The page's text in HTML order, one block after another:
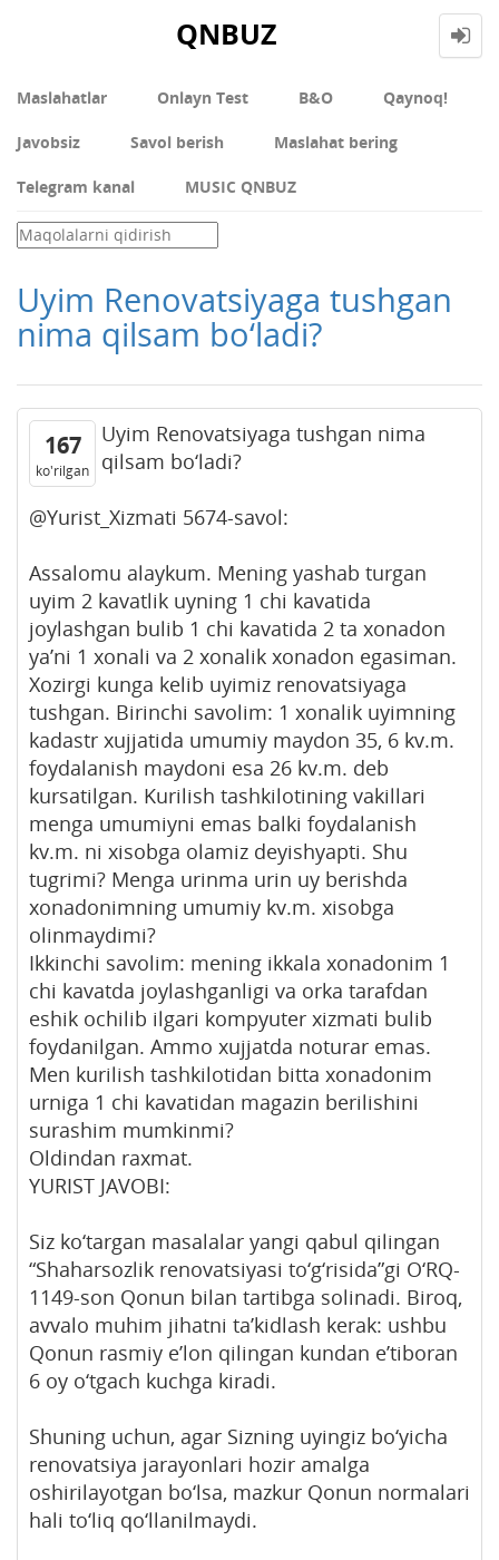
QNBUZ
Maslahatlar Onlayn Test В&О Qaynoq!
Javobsiz Savol berish Maslahat bering
Telegram kanal MUSIC QNBUZ
Uyim Renovatsiyaga tushgan
nima qilsam bo‘ladi?
167
ko'rilgan
Uyim Renovatsiyaga tushgan nima
qilsam bo‘ladi?
@Yurist_Xizmati 5674-savol:
Assalomu alaykum. Mening yashab turgan
uyim 2 kavatlik uyning 1 chi kavatida
joylashgan bulib 1 chi kavatida 2 ta xonadon
ya’ni 1 xonali va 2 xonalik xonadon egasiman.
Xozirgi kunga kelib uyimiz renovatsiyaga
tushgan. Birinchi savolim: 1 xonalik uyimning
kadastr xujjatida umumiy maydon 35, 6 kv.m.
foydalanish maydoni esa 26 kv.m. deb
kursatilgan. Kurilish tashkilotining vakillari
menga umumiyni emas balki foydalanish
kv.m. ni xisobga olamiz deyishyapti. Shu
tugrimi? Menga urinma urin uy berishda
xonadonimning umumiy kv.m. xisobga
olinmaydimi?
Ikkinchi savolim: mening ikkala xonadonim 1
chi kavatda joylashganligi va orka tarafdan
eshik ochilib ilgari kompyuter xizmati bulib
foydanilgan. Ammo xujjatda noturar emas.
Men kurilish tashkilotidan bitta xonadonim
urniga 1 chi kavatidan magazin berilishini
surashim mumkinmi?
Oldindan raxmat.
YURIST JAVOBI:
Siz ko‘targan masalalar yangi qabul qilingan
“Shaharsozlik renovatsiyasi to‘g‘risida”gi O‘RQ-
1149-son Qonun bilan tartibga solinadi. Biroq,
avvalo muhim jihatni ta’kidlash kerak: ushbu
Qonun rasmiy e’lon qilingan kundan e’tiboran
6 oy o‘tgach kuchga kiradi.
Shuning uchun, agar Sizning uyingiz bo‘yicha
renovatsiya jarayonlari hozir amalga
oshirilayotgan bo‘lsa, mazkur Qonun normalari
hali to‘liq qo‘llanilmaydi.